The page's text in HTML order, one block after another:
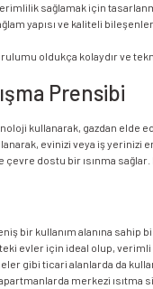
sağlamak için
yapısı ve kaliteli
oldukça kolaydır ve
Prensibi
kullanarak, gazdan elde
evinizi veya iş yerinizi
dostu bir ısınma
bir kullanım alanına sahip
evler için ideal olup, verimli
gibi ticari alanlarda da
merkezi ısıtma